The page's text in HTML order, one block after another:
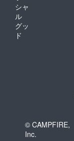
シャ
ル
グッ
ド
© CAMPFIRE,
Inc.